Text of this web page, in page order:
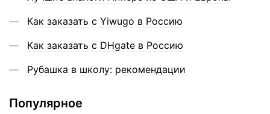
Как заказать с Yiwugo в Россию
Как заказать с DHgate в Россию
Рубашка в школу: рекомендации
Популярное